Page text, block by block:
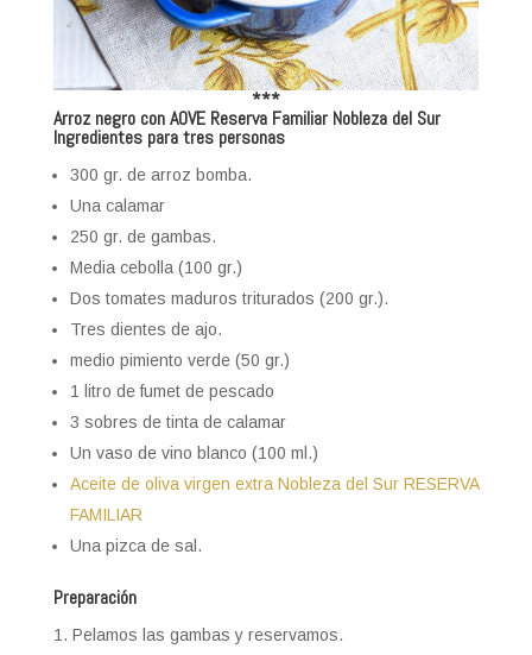
***
Arroz negro con AOVE Reserva Familiar Nobleza del Sur
Ingredientes para tres personas
300 gr. de arroz bomba.
Una calamar
250 gr. de gambas.
Media cebolla (100 gr.)
Dos tomates maduros triturados (200 gr.).
Tres dientes de ajo.
medio pimiento verde (50 gr.)
1 litro de fumet de pescado
3 sobres de tinta de calamar
Un vaso de vino blanco (100 ml.)
Aceite de oliva virgen extra Nobleza del Sur RESERVA
FAMILIAR
Una pizca de sal.
Preparación
Pelamos las gambas y reservamos.